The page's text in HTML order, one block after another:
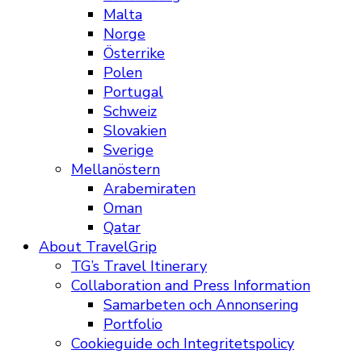
Malta
Norge
Österrike
Polen
Portugal
Schweiz
Slovakien
Sverige
Mellanöstern
Arabemiraten
Oman
Qatar
About TravelGrip
TG’s Travel Itinerary
Collaboration and Press Information
Samarbeten och Annonsering
Portfolio
Cookieguide och Integritetspolicy